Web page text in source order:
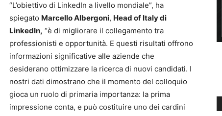
“L’obiettivo di LinkedIn a livello mondiale”, ha
spiegato Marcello Albergoni, Head of Italy di
LinkedIn, “è di migliorare il collegamento tra
professionisti e opportunità. E questi risultati offrono
informazioni significative alle aziende che
desiderano ottimizzare la ricerca di nuovi candidati. I
nostri dati dimostrano che il momento del colloquio
gioca un ruolo di primaria importanza: la prima
impressione conta, e può costituire uno dei cardini